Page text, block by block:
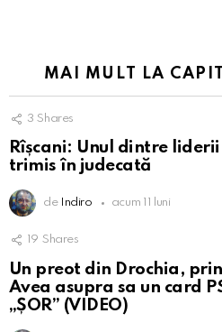
MAI MULT LA
3 Shares
Rîșcani: Unul dintre
trimis în judecată
de Indiro acum 11 luni
19 Shares
Un preot din Drochia,
Avea asupra sa un card
„ȘOR” (VIDEO)